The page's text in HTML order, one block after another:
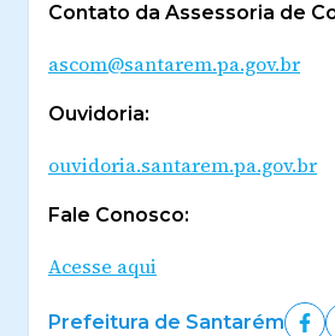
Contato da Assessoria de
ascom@santarem.pa.gov.br
Ouvidoria:
ouvidoria.santarem.pa.gov.br
Fale Conosco:
Acesse aqui
Prefeitura de Santarém